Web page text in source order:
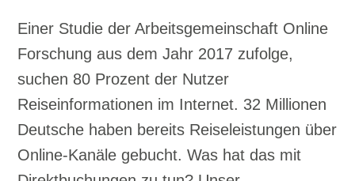
Einer Studie der Arbeitsgemeinschaft Online
Forschung aus dem Jahr 2017 zufolge,
suchen 80 Prozent der Nutzer
Reiseinformationen im Internet. 32 Millionen
Deutsche haben bereits Reiseleistungen über
Online-Kanäle gebucht. Was hat das mit